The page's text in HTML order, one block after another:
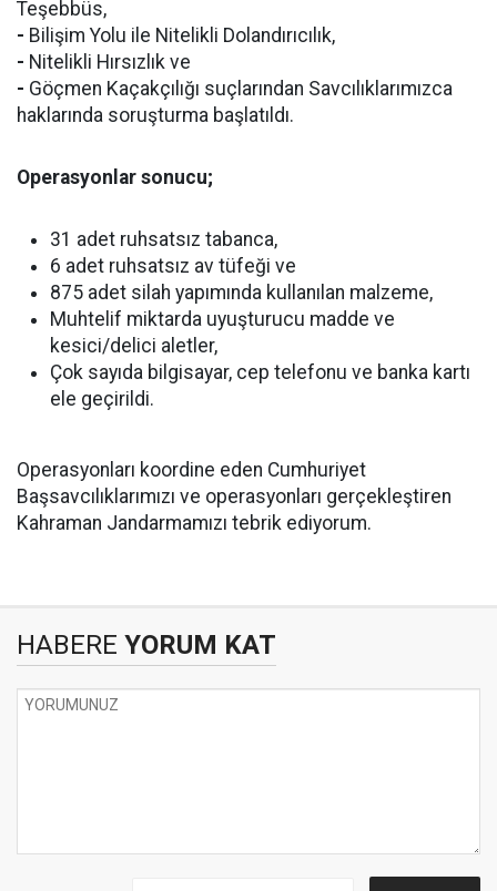
Teşebbüs,
- Bilişim Yolu ile Nitelikli Dolandırıcılık,
- Nitelikli Hırsızlık ve
- Göçmen Kaçakçılığı suçlarından Savcılıklarımızca
haklarında soruşturma başlatıldı.
Operasyonlar sonucu;
31 adet ruhsatsız tabanca,
6 adet ruhsatsız av tüfeği ve
875 adet silah yapımında kullanılan malzeme,
Muhtelif miktarda uyuşturucu madde ve
kesici/delici aletler,
Çok sayıda bilgisayar, cep telefonu ve banka kartı
ele geçirildi.
Operasyonları koordine eden Cumhuriyet
Başsavcılıklarımızı ve operasyonları gerçekleştiren
Kahraman Jandarmamızı tebrik ediyorum.
HABERE YORUM KAT